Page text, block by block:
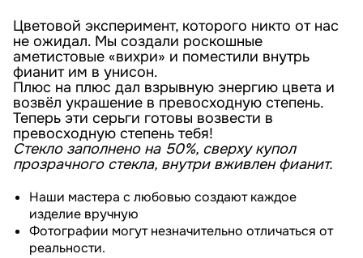
Цветовой эксперимент, которого никто от нас
не ожидал. Мы создали роскошные
аметистовые «вихри» и поместили внутрь
фианит им в унисон.
Плюс на плюс дал взрывную энергию цвета и
возвёл украшение в превосходную степень.
Теперь эти серьги готовы возвести в
превосходную степень тебя!
Стекло заполнено на 50%, сверху купол
прозрачного стекла, внутри вживлен фианит.
Наши мастера с любовью создают каждое
изделие вручную
Фотографии могут незначительно отличаться от
реальности.